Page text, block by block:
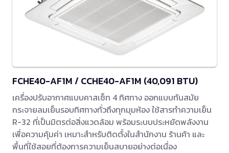
FCHE40-AF1M / CCHE40-AF1M (40,091 BTU)
เครื่องปรับอากาศแบบคาสเซ็ท 4 ทิศทาง ออกแบบทันสมัย
กระจายลมเย็นรอบทิศทางทั่วถึงทุกมุมห้อง ใช้สารทำความเย็น
R-32 ที่เป็นมิตรต่อสิ่งแวดล้อม พร้อมระบบประหยัดพลังงาน
เพื่อความคุ้มค่า เหมาะสำหรับติดตั้งในสำนักงาน ร้านค้า และ
พื้นที่ใช้สอยที่ต้องการความเย็นสบายอย่างต่อเนื่อง